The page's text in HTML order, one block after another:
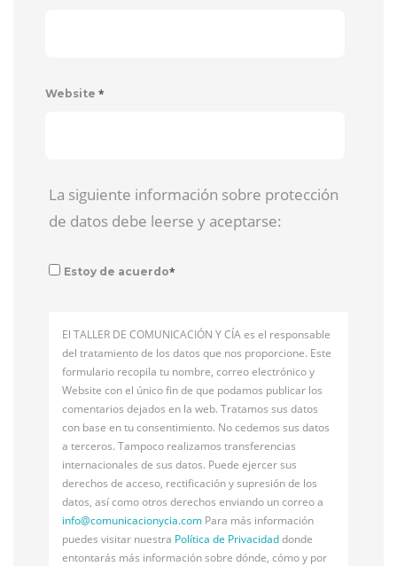
Website *
La siguiente información sobre protección
de datos debe leerse y aceptarse:
Estoy de acuerdo*
El TALLER DE COMUNICACIÓN Y CÍA es el responsable
del tratamiento de los datos que nos proporcione. Este
formulario recopila tu nombre, correo electrónico y
Website con el único fin de que podamos publicar los
comentarios dejados en la web. Tratamos sus datos
con base en tu consentimiento. No cedemos sus datos
a terceros. Tampoco realizamos transferencias
internacionales de sus datos. Puede ejercer sus
derechos de acceso, rectificación y supresión de los
datos, así como otros derechos enviando un correo a
info@comunicacionycia.com Para más información
puedes visitar nuestra Política de Privacidaddonde
entontarás más información sobre dónde, cómo y por